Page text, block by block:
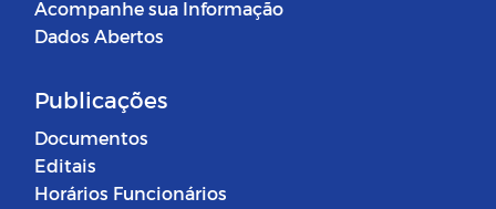
Acompanhe sua Informação
Dados Abertos
Publicações
Documentos
Editais
Horários Funcionários